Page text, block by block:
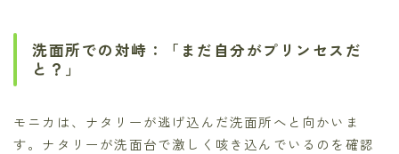
洗面所での対峙：「まだ自分がプリンセスだ
と？」
モニカは、ナタリーが逃げ込んだ洗面所へと向かいま
す。ナタリーが洗面台で激しく咳き込んでいるのを確認